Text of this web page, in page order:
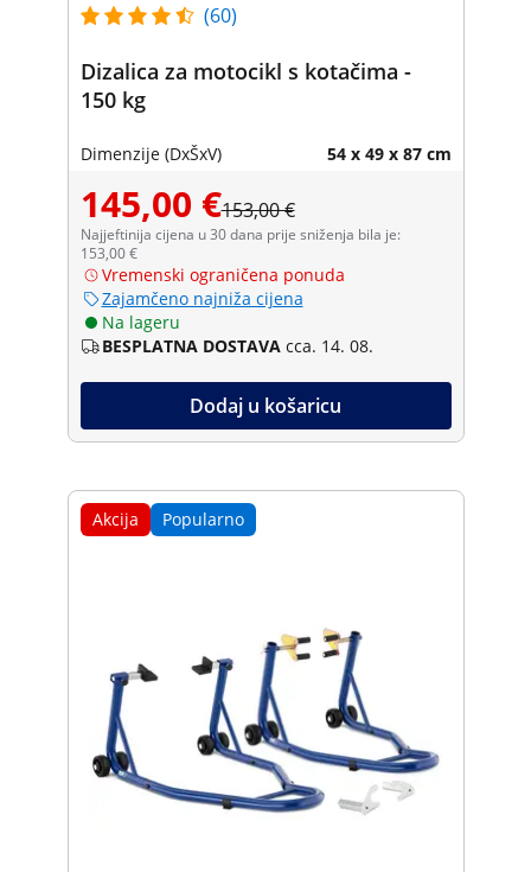
(60)
Dizalica za motocikl s kotačima -
150 kg
Dimenzije (DxŠxV) 54 x 49 x 87 cm
145,00 €153,00 €
Najjeftinija cijena u 30 dana prije sniženja bila je:
153,00 €
Vremenski ograničena ponuda
Zajamčeno najniža cijena
Na lageru
BESPLATNA DOSTAVA cca. 14. 08.
Dodaj u košaricu
Akcija Popularno